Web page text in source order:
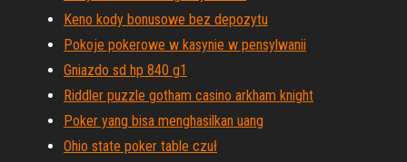
Keno kody bonusowe bez depozytu
Pokoje pokerowe w kasynie w pensylwanii
Gniazdo sd hp 840 g1
Riddler puzzle gotham casino arkham knight
Poker yang bisa menghasilkan uang
Ohio state poker table czuł